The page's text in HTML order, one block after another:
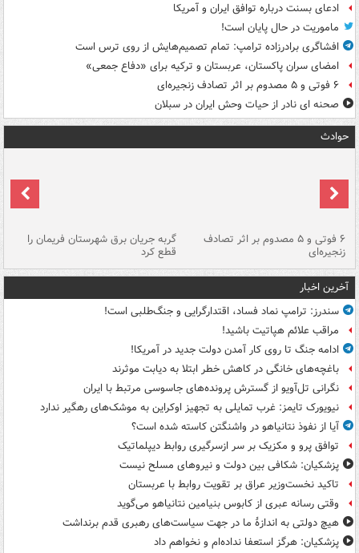
ادعای بسنت درباره توافق ایران و آمریکا
ماموریت در حال پایان است!
افشاگری برادرزاده ترامپ: تمام تصمیم‌هایش از روی ترس است
امضای سران پاکستان، عربستان و ترکیه برای «دفاع جمعی»
۶ فوتی و ۵ مصدوم بر اثر تصادف زنجیره‌ای
صحنه ای نادر از حیات وحش ایران در سبلان
حوادث
۶ فوتی و ۵ مصدوم بر اثر تصادف
زنجیره‌ای
گربه جریان برق شهرستان فریمان را
قطع کرد
آخرین اخبار
سندرز: ترامپ نماد فساد، اقتدارگرایی و جنگ‌طلبی است!
مراقب علائم هپاتیت باشید!
ادامه جنگ تا روی کار آمدن دولت جدید در آمریکا!
باغچه‌های خانگی در کاهش خطر ابتلا به دیابت موثرند
نگرانی تل‌آویو از گسترش پرونده‌های جاسوسی مرتبط با ایران
نیویورک تایمز: غرب تمایلی به تجهیز اوکراین به موشک‌های رهگیر ندارد
آیا از نفوذ نتانیاهو در واشنگتن کاسته شده است؟
توافق پرو و مکزیک بر سر ازسرگیری روابط دیپلماتیک
پزشکیان: شکافی بین دولت و نیروهای مسلح نیست
تاکید نخست‌وزیر عراق بر تقویت روابط با عربستان
وقتی رسانه عبری از کابوس بنیامین نتانیاهو می‌گوید
هیچ دولتی به اندازۀ ما در جهت سیاست‌های رهبری قدم برنداشت
پزشکیان: هرگز استعفا نداده‌ام و نخواهم داد